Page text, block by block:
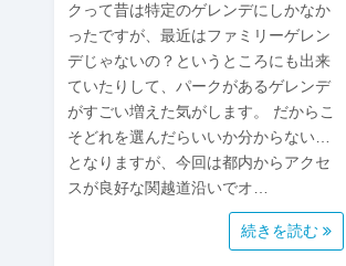
クって昔は特定のゲレンデにしかなか
ったですが、最近はファミリーゲレン
デじゃないの？というところにも出来
ていたりして、パークがあるゲレンデ
がすごい増えた気がします。 だからこ
そどれを選んだらいいか分からない…
となりますが、今回は都内からアクセ
スが良好な関越道沿いでオ…
続きを読む